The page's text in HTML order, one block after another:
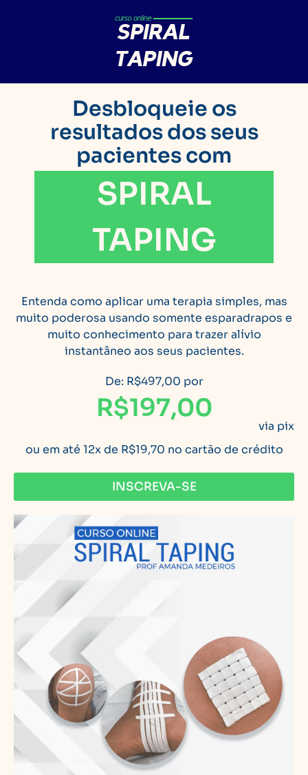
Desbloqueie os
resultados dos seus
pacientes com
SPIRAL
TAPING
Entenda como aplicar uma terapia simples, mas
muito poderosa usando somente esparadrapos e
muito conhecimento para trazer alívio
instantâneo aos seus pacientes.
De: R$497,00 por
R$197,00
via pix
ou em até 12x de R$19,70 no cartão de crédito
INSCREVA-SE